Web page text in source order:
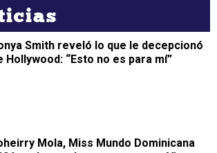
Smith reveló lo que le decepcionó
Hollywood: “Esto no es para mí”
Mola, Miss Mundo Dominicana